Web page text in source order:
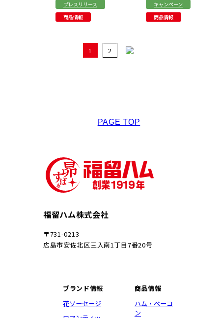
プレスリリース
商品情報
キャンペーン
商品情報
1 2
PAGE TOP
福留ハム株式会社
〒731-0213
広島市安佐北区三入南1丁目7番20号
ブランド情報
花ソーセージ
商品情報
ハム・ベーコ
ン